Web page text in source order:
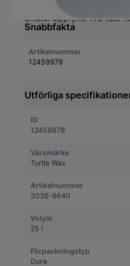
Löser effektivt olja, tjära,
smuts. Uppfyller IVL-test
Snabbfakta
Artikelnummer
12459978
Utförliga
ID
12459978
Varumärke
Turtle Wax
Artikelnummer
3036-9640
Volym
25 l
Förpackningstyp
Dunk